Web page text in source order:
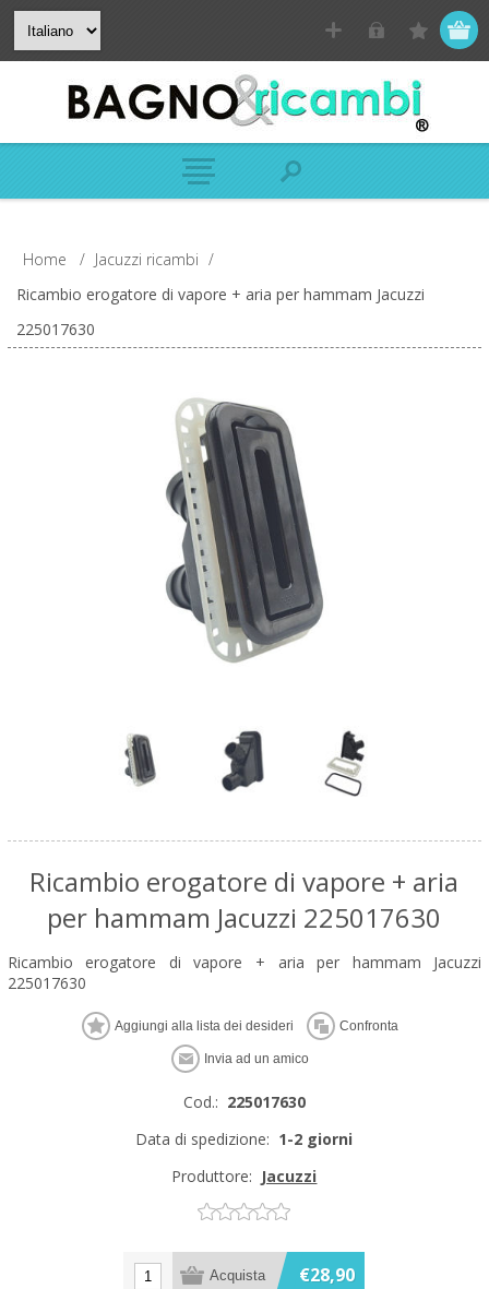
Home / Jacuzzi ricambi /
Ricambio erogatore di vapore + aria per hammam Jacuzzi
225017630
Ricambio erogatore di vapore + aria
per hammam Jacuzzi 225017630
Ricambio erogatore di vapore + aria per hammam Jacuzzi
225017630
Cod.: 225017630
Data di spedizione: 1-2 giorni
Produttore: Jacuzzi
€28,90